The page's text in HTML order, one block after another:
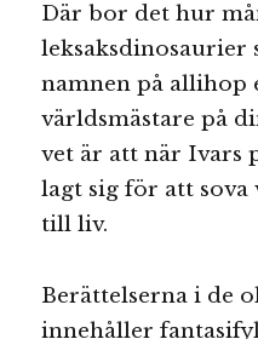
Där bor det hur
leksaksdinosaurier
namnen på allihop
världsmästare på
vet är att när Ivars
lagt sig för att
till liv.
Berättelserna i de
innehåller